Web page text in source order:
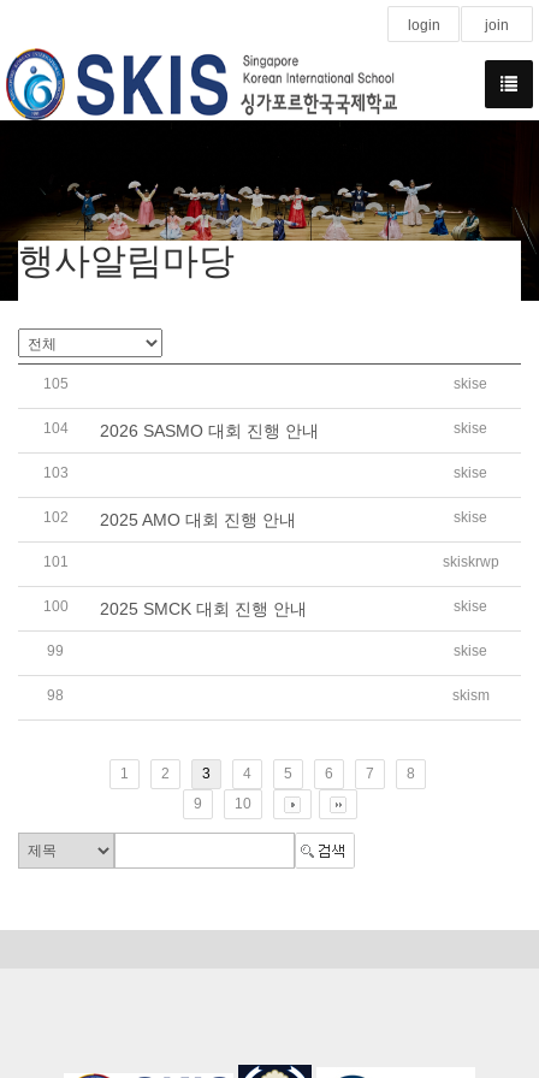
login join
행사알림마당
105 G3 School Exchange Program with Punggol Primary
skise
104 2026 SASMO 대회 진행 안내 skise
103 2026 SKIS 초등 1학기 Basic English-Math 집중 과정 운영
skise
102 2025 AMO 대회 진행 안내 skise
101 skiskrwp
100 2025 SMCK 대회 진행 안내 skise
99 2025 SKIS 초등 Basic English-Math 집중 과정 운영 안내
skise
98 skism
1 2 3 4 5 6 7
8
9
10